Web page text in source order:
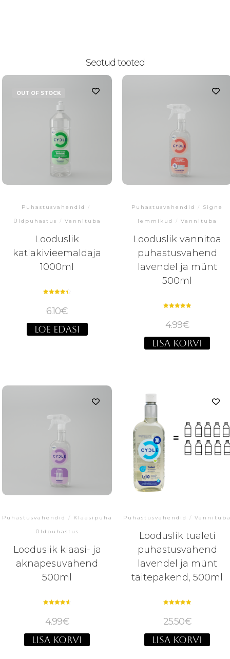
Seotud tooted
OUT OF STOCK
Puhastusvahendid /
Üldpuhastus / Vannituba
Looduslik
katlakivieemaldaja
1000ml
/ 5
6.10€
LOE EDASI
Puhastusvahendid / Signe
lemmikud / Vannituba
Looduslik vannitoa
puhastusvahend
lavendel ja münt
500ml
/ 5
4.99€
LISA KORVI
Puhastusvahendid / Klaasipuhastus /
Üldpuhastus
Looduslik klaasi- ja
aknapesuvahend
500ml
/ 5
4.99€
LISA KORVI
Puhastusvahendid /
Looduslik tualeti
puhastusvahend
lavendel ja münt
täitepakend, 500ml
/ 5
25.50€
LISA KORVI